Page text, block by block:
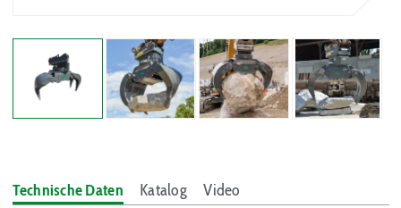
Technische Daten Katalog Video